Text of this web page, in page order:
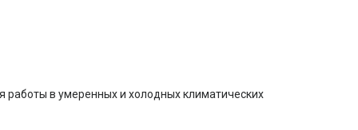
в умеренных и холодных климатических